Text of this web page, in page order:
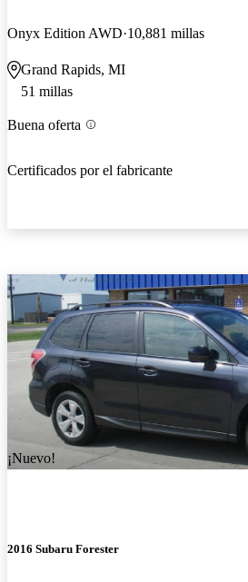
Onyx Edition AWD 10,881 millas
Grand Rapids, MI
51 millas
Buena oferta
Certificados por el fabricante
¡Nuevo!
2016 Subaru Forester